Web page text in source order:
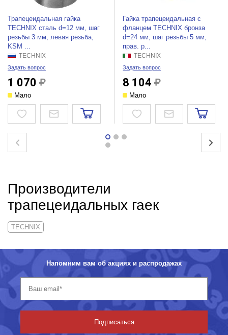
Трапецеидальная гайка
TECHNIX сталь d=12 мм, шаг
резьбы 3 мм, левая резьба,
KSM ...
TECHNIX
Задать вопрос
1 070
Мало
Гайка трапецеидальная c
фланцем TECHNIX бронза
d=24 мм, шаг резьбы 5 мм,
прав. р...
TECHNIX
Задать вопрос
8 104
Мало
Производители
трапецеидальных гаек
TECHNIX
Напомним вам об акциях и распродажах
Подписаться